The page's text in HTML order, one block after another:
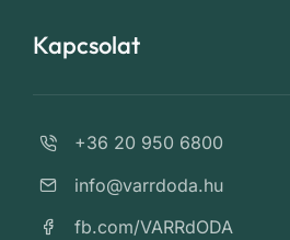
Kapcsolat
+36 20 950 6800
info@varrdoda.hu
fb.com/VARRdODA